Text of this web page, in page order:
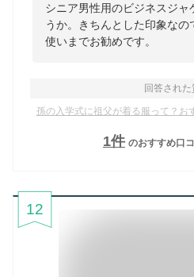
シニア男性用のビジネスジャ
うか。きちんとした印象なの
使いまでお勧めです。
回答された
孫の入学式に祖父が着る服って？お
1件 のおすすめ口
12